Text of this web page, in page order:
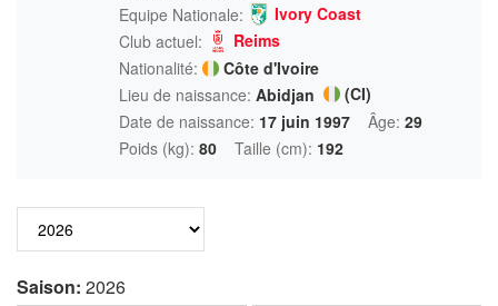
Equipe Nationale:
Ivory Coast
Club actuel:
Reims
Nationalité:
Côte d'Ivoire
Lieu de naissance: Abidjan
(CI)
Date de naissance: 17 juin 1997 Âge: 29
Poids (kg): 80 Taille (cm): 192
Saison: 2026